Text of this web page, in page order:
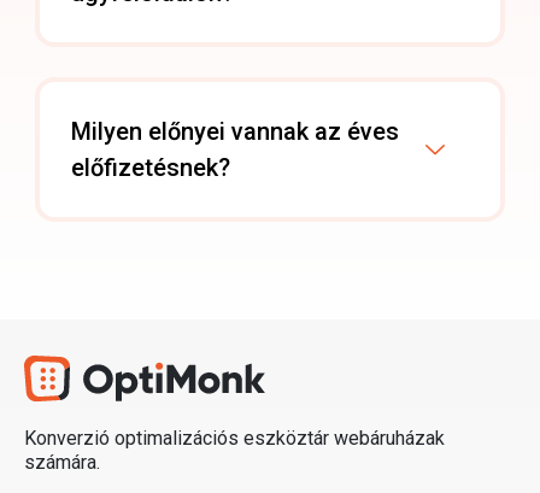
Milyen előnyei vannak az éves
előfizetésnek?
Konverzió optimalizációs eszköztár webáruházak
számára.